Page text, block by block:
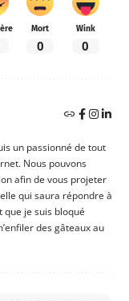
Mort
0
Wink
0
un passionné de tout
Nous pouvons
afin de vous projeter
qui saura répondre à
que je suis bloqué
des gâteaux au